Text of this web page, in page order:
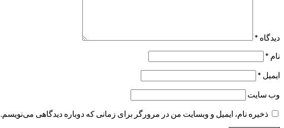
دیدگاه *
نام *
ایمیل *
وب‌ سایت
ذخیره نام، ایمیل و وبسایت من در مرورگر برای زمانی که دوباره دیدگاهی می‌نویسم.